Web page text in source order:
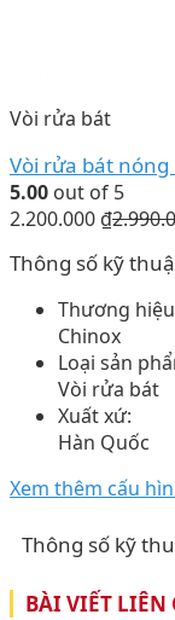
Vòi rửa bát
Vòi rửa bát nóng
5.00 out of 5
2.200.000 ₫
Thông số kỹ
Thương
Chinox
Loại sản
Vòi rửa bát
Xuất xứ:
Hàn Quốc
Xem thêm cấu
Thông số kỹ
BÀI VIẾT LIÊN